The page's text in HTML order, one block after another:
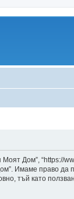
Дом”, “https://
Имаме право
тъй като